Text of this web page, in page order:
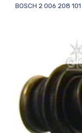
BOSCH 2 006 208 101